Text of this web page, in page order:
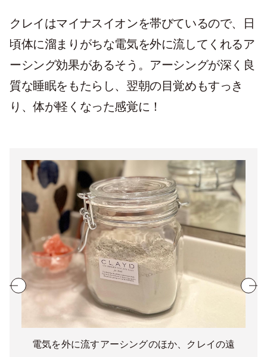
クレイはマイナスイオンを帯びているので、日
頃体に溜まりがちな電気を外に流してくれるア
ーシング効果があるそう。アーシングが深く良
質な睡眠をもたらし、翌朝の目覚めもすっき
り、体が軽くなった感覚に！
電気を外に流すアーシングのほか、クレイの遠